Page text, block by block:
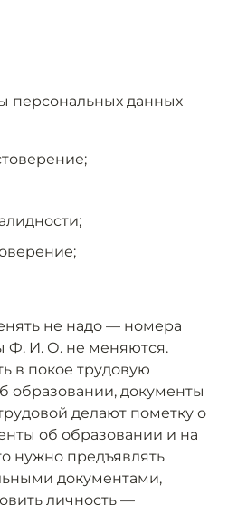
персональных данных
не надо — номера
Ф. И. О. не меняются.
в покое трудовую
образовании, документы
делают пометку о
об образовании и на
нужно предъявлять
документами,
личность —